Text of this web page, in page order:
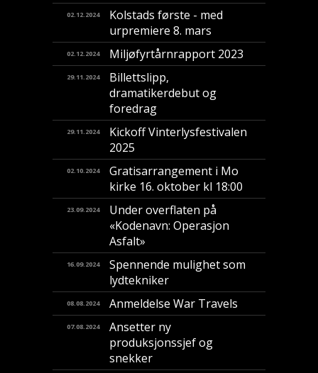
02.12.2024
Kolstads første - med
urpremiere 8. mars
02.12.2024 Miljøfyrtårnrapport 2023
29.11.2024
Billettslipp,
dramatikerdebut og
foredrag
29.11.2024
Kickoff Vinterlysfestivalen
2025
02.10.2024
Gratisarrangement i Mo
kirke 16. oktober kl 18:00
23.09.2024
Under overflaten på
«Kodenavn: Operasjon
Asfalt»
16.09.2024
Spennende mulighet som
lydtekniker
08.08.2024 Anmeldelse War Travels
07.08.2024
Ansetter ny
produksjonssjef og
snekker